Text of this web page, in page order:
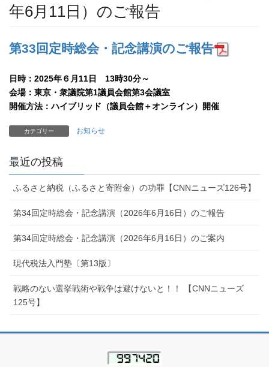
年6月11日）のご報告
第33回定時総会・記念講演のご報告
日時：2025年６月11日 13時30分～
会場：東京・衆議院第1議員会館第3会議室
開催方法：ハイブリッド（議員会館＋オンライン）開催
カテゴリー お知らせ
最近の投稿
ふるさと納税（ふるさと寄附金）の功罪【CNNニューズ126号】
第34回定時総会・記念講演（2026年6月16日）のご報告
第34回定時総会・記念講演（2026年6月16日）のご案内
現代税法入門塾〔第13版〕
戦略のない選挙戦術や戦争は避けないと！！ 【CNNニューズ
125号】